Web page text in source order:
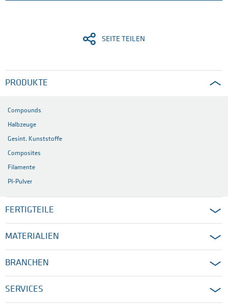
SEITE TEILEN
PRODUKTE
Compounds
Halbzeuge
Gesint. Kunststoffe
Composites
Filamente
PI-Pulver
FERTIGTEILE
MATERIALIEN
BRANCHEN
SERVICES